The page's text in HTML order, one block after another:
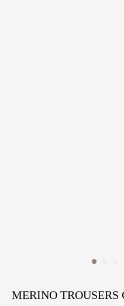
MERINO TROUSERS